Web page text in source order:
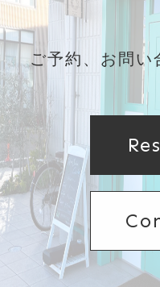
ご予約、お問い